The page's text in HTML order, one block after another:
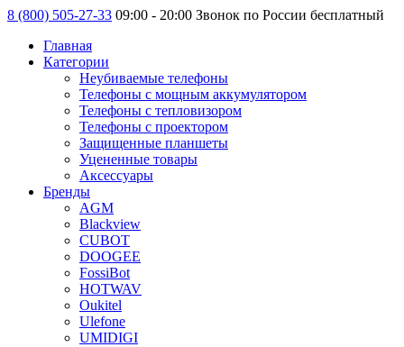
8 (800) 505-27-33 09:00 - 20:00 Звонок по России бесплатный
Главная
Категории
Неубиваемые телефоны
Телефоны с мощным аккумулятором
Телефоны с тепловизором
Телефоны с проектором
Защищенные планшеты
Уцененные товары
Аксессуары
Бренды
AGM
Blackview
CUBOT
DOOGEE
FossiBot
HOTWAV
Oukitel
Ulefone
UMIDIGI